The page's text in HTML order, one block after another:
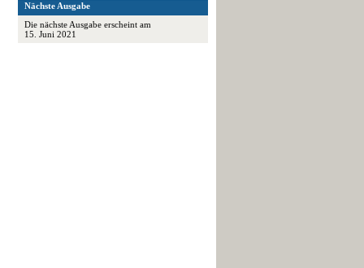
Nächste Ausgabe
Die nächste Ausgabe erscheint am
15. Juni 2021